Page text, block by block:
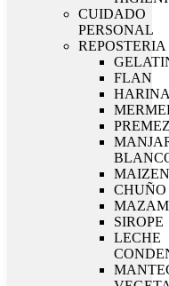
CUIDADO
PERSONAL
REPOSTERIA
FLAN
CHUÑO
SIROPE
LECHE